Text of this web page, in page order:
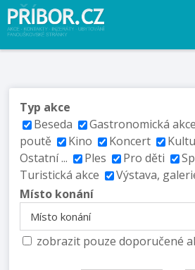
Typ akce
Beseda
Gastronomická akce
poutě
Kino Koncert
Ostatní ...
Ples Pro děti
Turistická akce
Výstava,
Místo konání
zobrazit pouze doporučené